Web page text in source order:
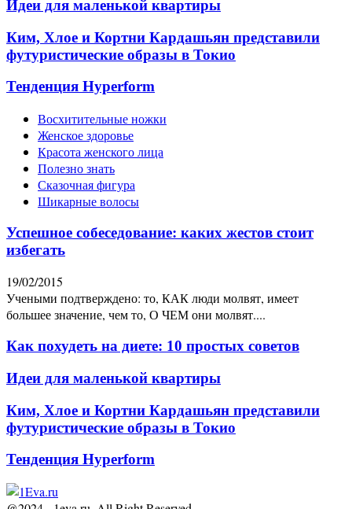
Идеи для маленькой квартиры
Ким, Хлое и Кортни Кардашьян представили
футуристические образы в Токио
Тенденция Hyperform
Восхитительные ножки
Женское здоровье
Красота женского лица
Полезно знать
Сказочная фигура
Шикарные волосы
Успешное собеседование: каких жестов стоит
избегать
19/02/2015
Учеными подтверждено: то, КАК люди молвят, имеет
большее значение, чем то, О ЧЕМ они молвят....
Как похудеть на диете: 10 простых советов
Идеи для маленькой квартиры
Ким, Хлое и Кортни Кардашьян представили
футуристические образы в Токио
Тенденция Hyperform